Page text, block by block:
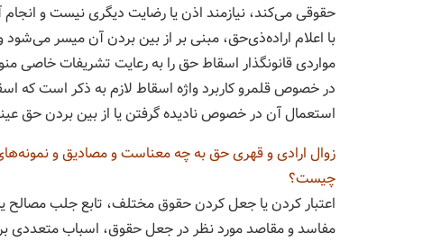
حقوقی می‌کند، نیازمند اذن یا رضایت دیگری نیست و
با اعلام اراده‌ذی‌حق، مبنی بر از بین بردن آن میسر
مواردی قانونگذار اسقاط حق را به رعایت تشریفات خاصی
در خصوص قلمرو کاربرد واژه اسقاط لازم به ذکر است که
استعمال آن در خصوص نادیده گرفتن یا از بین بردن حق
زوال ارادی و قهری حق به چه معناست و مصادیق و
چیست؟
اعتبار کردن یا جعل کردن حقوق مختلف، تابع جلب
مفاسد و مقاصد مورد ‌نظر در جعل حقوق، اسباب متعددی